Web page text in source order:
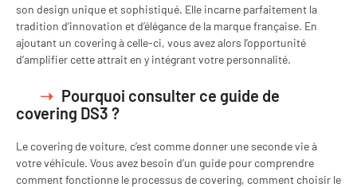
son design unique et sophistiqué. Elle incarne parfaitement la
tradition d’innovation et d’élégance de la marque française. En
ajoutant un covering à celle-ci, vous avez alors l’opportunité
d’amplifier cette attrait en y intégrant votre personnalité.
Pourquoi consulter ce guide de
covering DS3 ?
Le covering de voiture, c’est comme donner une seconde vie à
votre véhicule. Vous avez besoin d’un guide pour comprendre
comment fonctionne le processus de covering, comment choisir le